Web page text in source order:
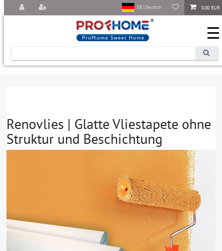
0,00 EUR
DE | Deutsch
☰
Renovlies | Glatte Vliestapete ohne
Struktur und Beschichtung